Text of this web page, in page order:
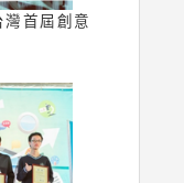
灣首屆創意